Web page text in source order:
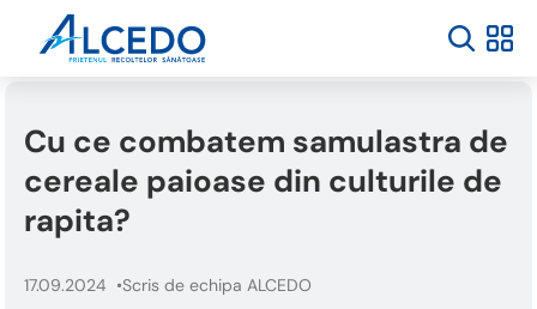
Cu ce combatem samulastra de
cereale paioase din culturile de
rapita?
17.09.2024 Scris de echipa ALCEDO